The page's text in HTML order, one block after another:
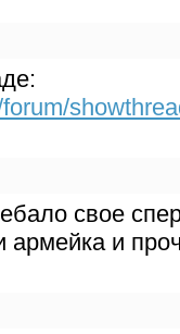
свое
армейка и